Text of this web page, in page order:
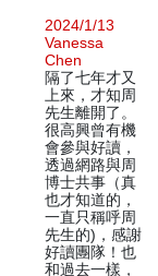
2024/1/13
Vanessa
Chen
隔了七年才又
上來，才知周
先生離開了。
很高興曾有機
會參與好讀，
透過網路與周
博士共事（真
也才知道的，
一直只稱呼周
先生的)，感謝
好讀團隊！也
和過去一樣，